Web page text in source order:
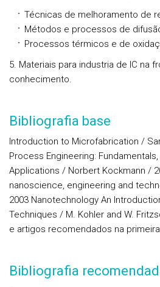
Técnicas de melhoramento de
Métodos e processos de
Processos térmicos e de
5. Materiais para industria de IC na
conhecimento.
Bibliografia base
Introduction to Microfabrication /
Process Engineering:
Applications / Norbert Kockmann /
nanoscience, engineering and
2003 Nanotechnology An
Techniques / M. Kohler and W.
e artigos recomendados na
Bibliografia